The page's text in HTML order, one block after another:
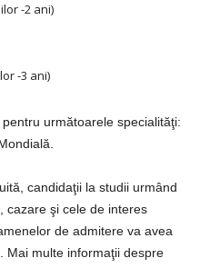
-2 ani)
-3 ani)
următoarele specialităţi:
candidaţii la studii urmând
cazare şi cele de interes
de admitere va avea
Mai multe informaţii despre